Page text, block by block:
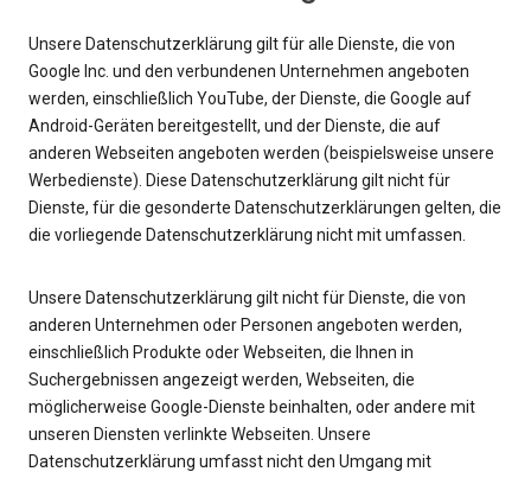
Unsere Datenschutzerklärung gilt für alle Dienste, die von
Google Inc. und den verbundenen Unternehmen angeboten
werden, einschließlich YouTube, der Dienste, die Google auf
Android-Geräten bereitgestellt, und der Dienste, die auf
anderen Webseiten angeboten werden (beispielsweise unsere
Werbedienste). Diese Datenschutzerklärung gilt nicht für
Dienste, für die gesonderte Datenschutzerklärungen gelten, die
die vorliegende Datenschutzerklärung nicht mit umfassen.
Unsere Datenschutzerklärung gilt nicht für Dienste, die von
anderen Unternehmen oder Personen angeboten werden,
einschließlich Produkte oder Webseiten, die Ihnen in
Suchergebnissen angezeigt werden, Webseiten, die
möglicherweise Google-Dienste beinhalten, oder andere mit
unseren Diensten verlinkte Webseiten. Unsere
Datenschutzerklärung umfasst nicht den Umgang mit